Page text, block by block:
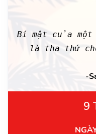
Bí mật của một
là tha thứ
-
9